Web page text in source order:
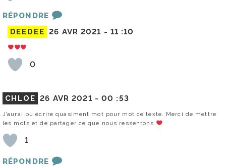
RÉPONDRE
DEEDEE 26 AVR 2021 - 11 :10
0
CHLOE 26 AVR 2021 -00 :53
J’aurai pu écrire quasiment mot pour mot ce texte. Merci de mettre
les mots et de partager ce que nous ressentons
1
RÉPONDRE